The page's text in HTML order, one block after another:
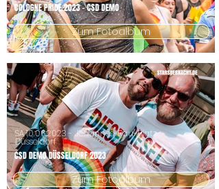
COLOGNE PRIDE 2023 - CSD DEMO
Zum Fotoalbum
CSD DEMO DÜSSELDORF 2023
SA10.06.2023- Johannes-Rau-Platz
Düsseldorf
Zum Fotoalbum